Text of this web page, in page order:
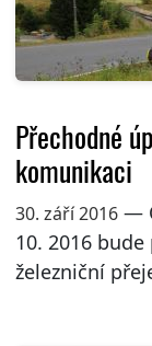
Přechodné
komunikaci
30. září 2016—
10. 2016
železniční